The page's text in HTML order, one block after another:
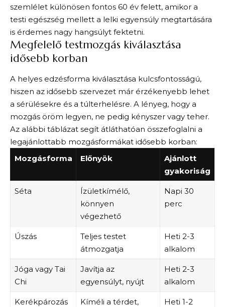
szemlélet különösen fontos 60 év felett, amikor a
testi egészség mellett a lelki egyensúly megtartására
is érdemes nagy hangsúlyt fektetni.
Megfelelő testmozgás kiválasztása
idősebb korban
A helyes edzésforma kiválasztása kulcsfontosságú,
hiszen az idősebb szervezet már érzékenyebb lehet
a sérülésekre és a túlterhelésre. A lényeg, hogy a
mozgás öröm legyen, ne pedig kényszer vagy teher.
Az alábbi táblázat segít átláthatóan összefoglalni a
legajánlottabb mozgásformákat idősebb korban:
Mozgásforma
Előnyök
Ajánlott
gyakoriság
Séta
Ízületkímélő,
könnyen
végezhető
Napi 30
perc
Úszás
Teljes testet
átmozgatja
Heti 2-3
alkalom
Jóga vagy Tai
Chi
Javítja az
egyensúlyt, nyújt
Heti 2-3
alkalom
Kerékpározás
Kíméli a térdet,
Heti 1-2